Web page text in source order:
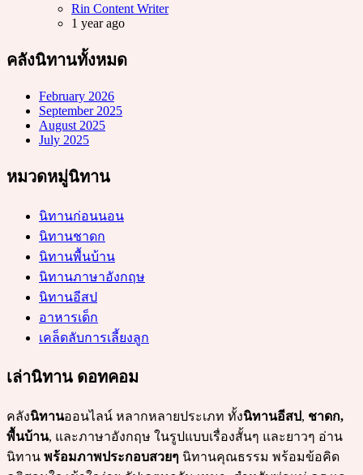
Posted
Rin Content Writer
1 year ago
คลังนิทานทั้งหมด
February 2026
September 2025
August 2025
July 2025
หมวดหมู่นิทาน
นิทานก่อนนอน
นิทานชาดก
นิทานพื้นบ้าน
นิทานภาษาอังกฤษ
นิทานอีสป
อาหารเด็ก
เคล็ดลับการเลี้ยงลูก
เล่านิทาน ดอทคอม
คลังนิทานออนไลน์ หลากหลายประเภท ทั้งนิทานอีสป, ชาดก,
พื้นบ้าน, และภาษาอังกฤษ ในรูปแบบเรื่องสั้นๆ และยาวๆ อ่าน
นิทาน พร้อมภาพประกอบสวยๆ นิทานคุณธรรม พร้อมข้อคิด